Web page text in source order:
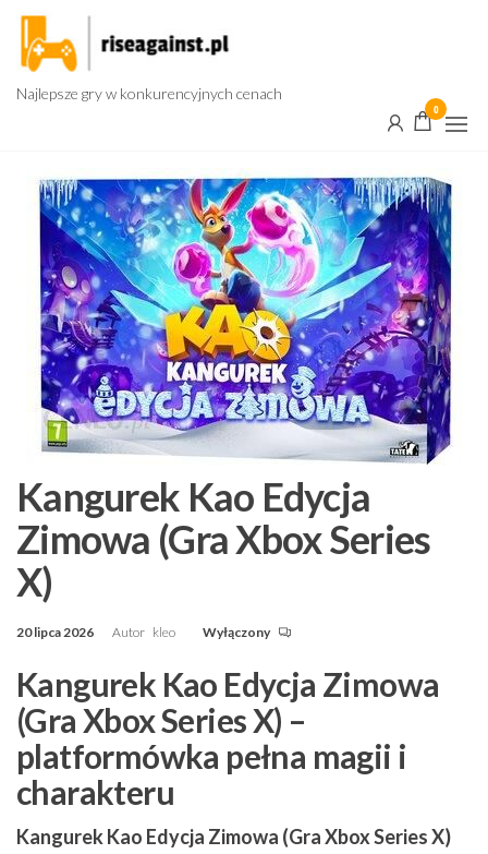
Przejdź
treści
Najlepsze gry w konkurencyjnych cenach
0
Kangurek Kao Edycja
Zimowa (Gra Xbox Series
X)
20 lipca 2026 Autor kleo Wyłączony
Kangurek Kao Edycja Zimowa
(Gra Xbox Series X) –
platformówka pełna magii i
charakteru
Kangurek Kao Edycja Zimowa (Gra Xbox Series X)